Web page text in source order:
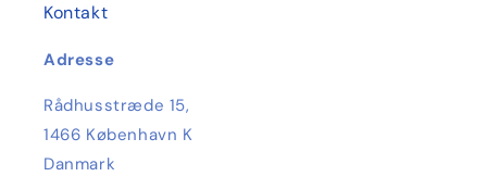
Kontakt
Adresse
Rådhusstræde 15,
1466 København K
Danmark